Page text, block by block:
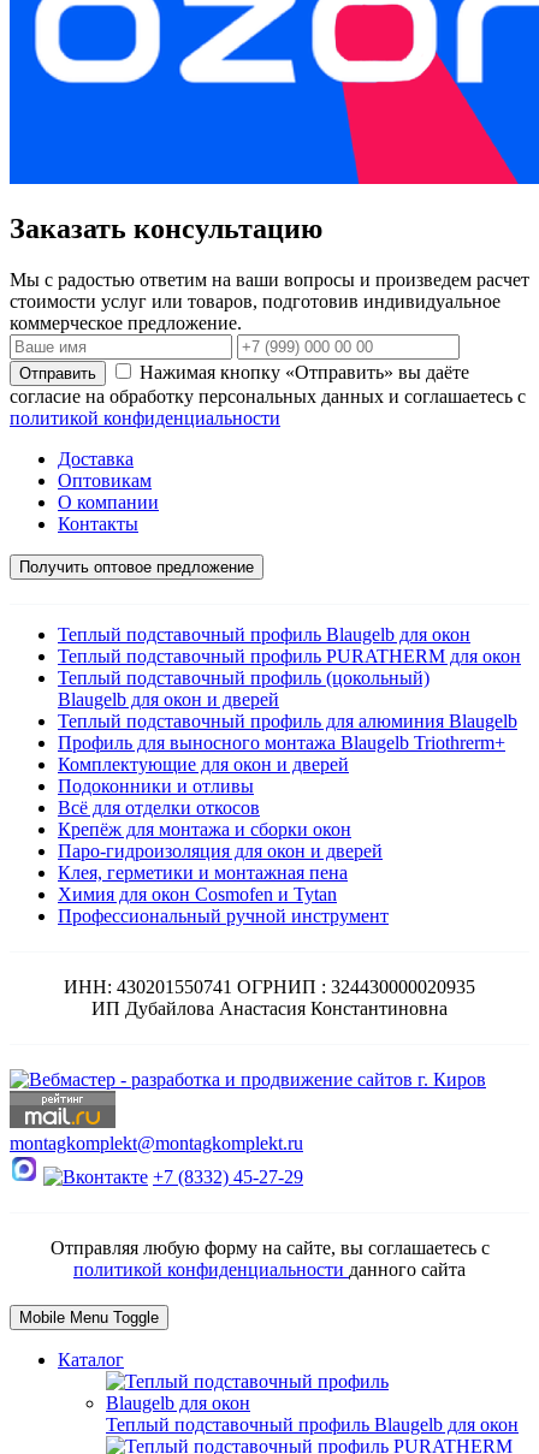
Заказать консультацию
Мы с радостью ответим на ваши вопросы и произведем расчет
стоимости услуг или товаров, подготовив индивидуальное
коммерческое предложение.
Нажимая кнопку «Отправить» вы даёте
согласие на обработку персональных данных и соглашаетесь с
политикой конфиденциальности
Доставка
Оптовикам
О компании
Контакты
Получить оптовое предложение
Теплый подставочный профиль Blaugelb для окон
Теплый подставочный профиль PURATHERM для окон
Теплый подставочный профиль (цокольный)
Blaugelb для окон и дверей
Теплый подставочный профиль для алюминия Blaugelb
Профиль для выносного монтажа Blaugelb Triothrerm+
Комплектующие для окон и дверей
Подоконники и отливы
Всё для отделки откосов
Крепёж для монтажа и сборки окон
Паро-гидроизоляция для окон и дверей
Клея, герметики и монтажная пена
Химия для окон Cosmofen и Tytan
Профессиональный ручной инструмент
ИНН: 430201550741 ОГРНИП : 324430000020935
ИП Дубайлова Анастасия Константиновна
montagkomplekt@montagkomplekt.ru
+7 (8332) 45-27-29
Отправляя любую форму на сайте, вы соглашаетесь с
политикой конфиденциальности данного сайта
Mobile Menu Toggle
Каталог
Теплый подставочный профиль Blaugelb для окон